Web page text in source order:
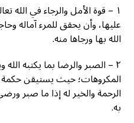
١ – قوة الأمل والرجاء في
عليها، وأن يحقق للمرء آماله
الله بها ورجاها منه.
٢ – الصبر والرضا بما يكتبه
المكروهات؛ حيث يستيقن حكمة
الرحمة والخير له إذا ما صبر
به.